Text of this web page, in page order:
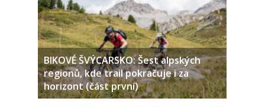
BIKOVÉ ŠVÝCARSKO: Šest alpských
regionů, kde trail pokračuje i za
horizont (část první)